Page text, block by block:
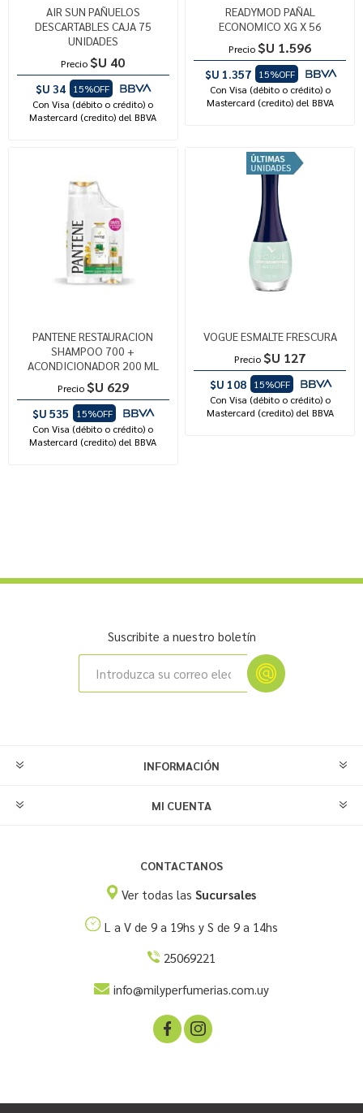
AIR SUN PAÑUELOS
DESCARTABLES CAJA 75
UNIDADES
Precio $U 40
$U 34
15%OFF
Con Visa (débito o crédito) o
Mastercard (credito) del BBVA
READYMOD PAÑAL
ECONOMICO XG X 56
Precio $U 1.596
$U 1.357
15%OFF
Con Visa (débito o crédito) o
Mastercard (credito) del BBVA
PANTENE RESTAURACION
SHAMPOO 700 +
ACONDICIONADOR 200 ML
Precio $U 629
$U 535
15%OFF
Con Visa (débito o crédito) o
Mastercard (credito) del BBVA
VOGUE ESMALTE FRESCURA
Precio $U 127
$U 108
15%OFF
Con Visa (débito o crédito) o
Mastercard (credito) del BBVA
Suscribite a nuestro boletín
INFORMACIÓN
MI CUENTA
CONTACTANOS
Ver todas las Sucursales
L a V de 9 a 19hs y S de 9 a 14hs
25069221
info@milyperfumerias.com.uy